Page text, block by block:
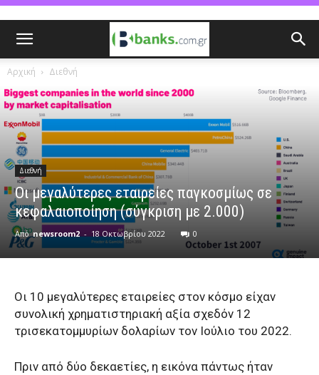
Αρχική Διεθνή
Διεθνή
Οι μεγαλύτερες εταιρείες παγκοσμίως σε
κεφαλαιοποίηση (σύγκριση με 2.000)
Από newsroom2 - 18 Οκτωβρίου 2022 0
Οι 10 μεγαλύτερες εταιρείες στον κόσμο είχαν
συνολική χρηματιστηριακή αξία σχεδόν 12
τρισεκατομμυρίων δολαρίων τον Ιούλιο του 2022.
Πριν από δύο δεκαετίες, η εικόνα πάντως ήταν